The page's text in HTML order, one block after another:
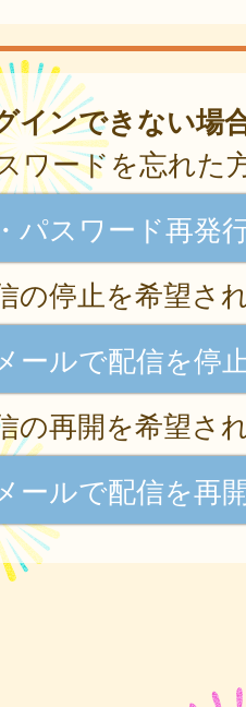
インできない場
ワードを忘れた
パスワード再発
の停止を希望さ
ールで配信を停
の再開を希望さ
ールで配信を再